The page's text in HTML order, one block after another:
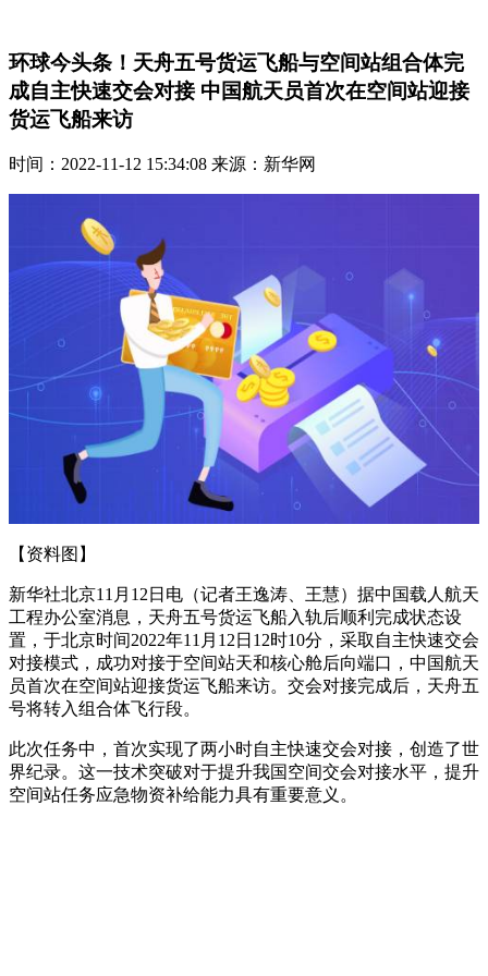
环球今头条！天舟五号货运飞船与空间站组合体完
成自主快速交会对接 中国航天员首次在空间站迎接
货运飞船来访
时间：2022-11-12 15:34:08 来源：新华网
【资料图】
新华社北京11月12日电（记者王逸涛、王慧）据中国载人航天
工程办公室消息，天舟五号货运飞船入轨后顺利完成状态设
置，于北京时间2022年11月12日12时10分，采取自主快速交会
对接模式，成功对接于空间站天和核心舱后向端口，中国航天
员首次在空间站迎接货运飞船来访。交会对接完成后，天舟五
号将转入组合体飞行段。
此次任务中，首次实现了两小时自主快速交会对接，创造了世
界纪录。这一技术突破对于提升我国空间交会对接水平，提升
空间站任务应急物资补给能力具有重要意义。